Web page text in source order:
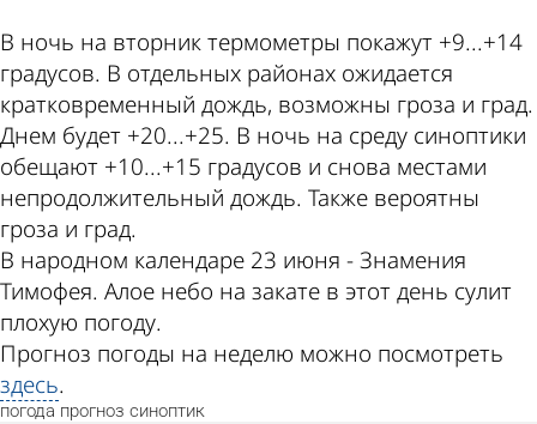
В ночь на вторник термометры покажут +9...+14
градусов. В отдельных районах ожидается
кратковременный дождь, возможны гроза и град.
Днем будет +20...+25. В ночь на среду синоптики
обещают +10...+15 градусов и снова местами
непродолжительный дождь. Также вероятны
гроза и град.
В народном календаре 23 июня - Знамения
Тимофея. Алое небо на закате в этот день сулит
плохую погоду.
Прогноз погоды на неделю можно посмотреть
здесь.
погода прогноз синоптик